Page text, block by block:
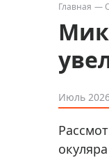
Бинокли
Лупы
Приборы
Главная
Июль